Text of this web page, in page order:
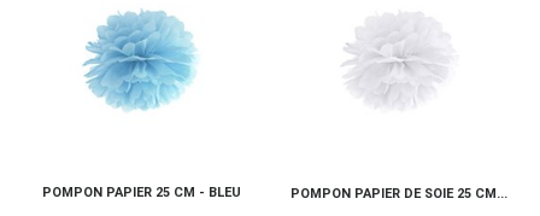
POMPON PAPIER 25 CM - BLEU POMPON PAPIER DE SOIE 25 CM...